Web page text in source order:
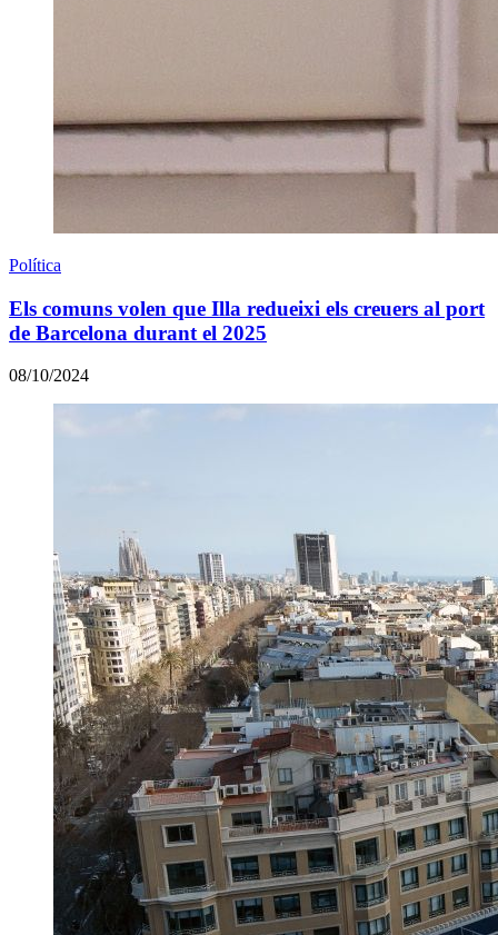
Política
Els comuns volen que Illa redueixi els creuers al port
de Barcelona durant el 2025
08/10/2024